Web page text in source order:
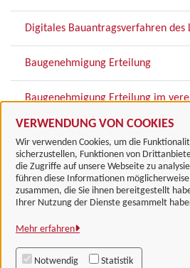
VERWENDUNG VON COOKIES
Wir verwenden Cookies, um die
sicherzustellen, Funktionen von
die Zugriffe auf unsere Webseite zu
führen diese Informationen
zusammen, die Sie ihnen bereitgestellt
Ihrer Nutzung der Dienste gesammelt
Mehr erfahren
Notwendig Statistik
Digitales Bauantragsverfahren des
Baugenehmigung Erteilung
Baugenehmigung Erteilung im
Landkreis Göttingen
Alle Rechte vorbehalten